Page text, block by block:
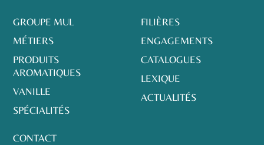
GROUPE MUL
MÉTIERS
PRODUITS
AROMATIQUES
VANILLE
SPÉCIALITÉS
FILIÈRES
ENGAGEMENTS
CATALOGUES
LEXIQUE
ACTUALITÉS
CONTACT